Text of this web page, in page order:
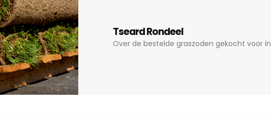
Tseard Rondeel
Over de bestelde graszoden gekocht voor in